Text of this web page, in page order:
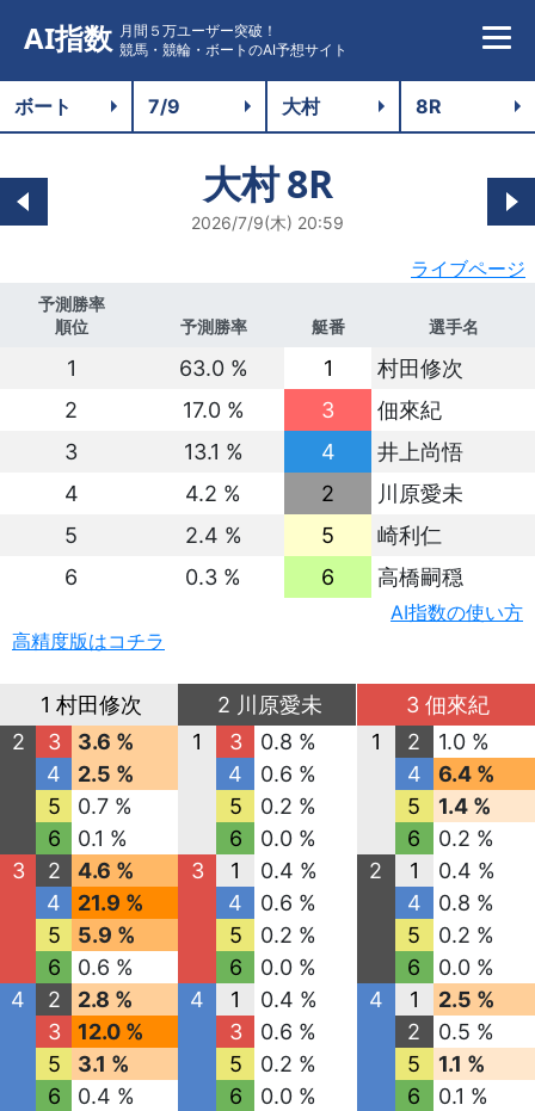
AI指数 月間５万ユーザー突破！
競馬・競輪・ボートのAI予想サイト
大村8R
2026/7/9(木) 20:59
ライブページ
予測勝率
順位
予測勝率 艇番 選手名
1 63.0 % 1
村田修次
2
17.0 % 3
佃來紀
3
13.1 % 4
井上尚悟
4
4.2 % 2
川原愛未
5
2.4 % 5
崎利仁
6
0.3 % 6 高橋嗣穏
AI指数の使い方
高精度版はコチラ
1 村田修次
2
3
3.6 %
4
2.5 %
5
0.7 %
6
0.1 %
3
2
4.6 %
4
21.9 %
5
5.9 %
6
0.6 %
4
2
2.8 %
3
12.0 %
5
3.1 %
6
0.4 %
2 川原愛未
1
3
0.8 %
4
0.6 %
5
0.2 %
6
0.0 %
3
1
0.4 %
4
0.6 %
5
0.2 %
6
0.0 %
4
1
0.4 %
3
0.6 %
5
0.2 %
6
0.0 %
3 佃來紀
1
2
1.0 %
4
6.4 %
5
1.4 %
6
0.2 %
2
1
0.4 %
4
0.8 %
5
0.2 %
6
0.0 %
4
1
2.5 %
2
0.5 %
5
1.1 %
6
0.1 %